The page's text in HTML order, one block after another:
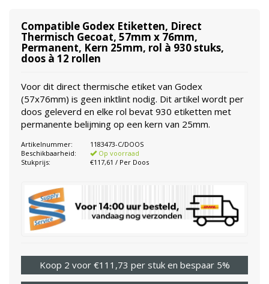
Compatible Godex Etiketten, Direct
Thermisch Gecoat, 57mm x 76mm,
Permanent, Kern 25mm, rol à 930 stuks,
doos à 12 rollen
Voor dit direct thermische etiket van Godex
(57x76mm) is geen inktlint nodig. Dit artikel wordt per
doos geleverd en elke rol bevat 930 etiketten met
permanente belijming op een kern van 25mm.
Artikelnummer:
1183473-C/DOOS
Beschikbaarheid:
Op voorraad
Stukprijs:
€117,61 / Per Doos
Koop 2 voor €111,73 per stuk en bespaar 5%